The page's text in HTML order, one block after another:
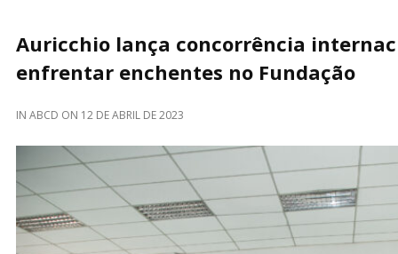
Auricchio lança concorrência
enfrentar enchentes no Fundação
IN ABCD ON 12 DE ABRIL DE 2023